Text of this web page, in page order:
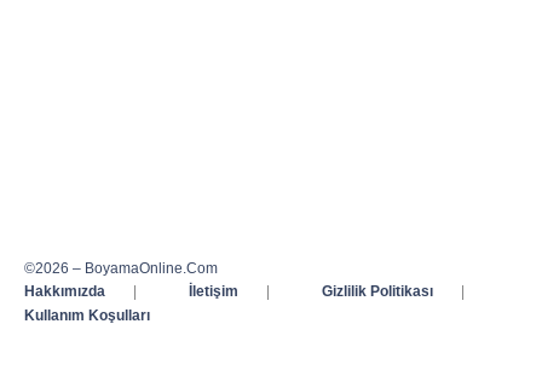
©2026 – BoyamaOnline.Com
Hakkımızda
| İletişim | Gizlilik Politikası
|
Kullanım Koşulları